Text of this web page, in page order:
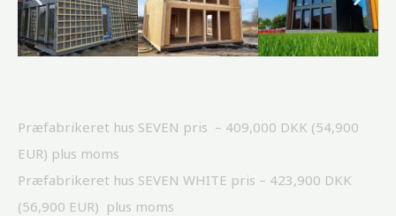
Præfabrikeret hus SEVEN pris – 409,000 DKK (54,900
EUR) plus moms
Præfabrikeret hus SEVEN WHITE pris – 423,900 DKK
(56,900 EUR) plus moms